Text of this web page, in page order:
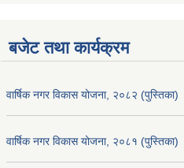
बजेट तथा कार्यक्रम
वार्षिक नगर विकास योजना, २०८२ (पुस्तिका)
वार्षिक नगर विकास योजना, २०८१ (पुस्तिका)